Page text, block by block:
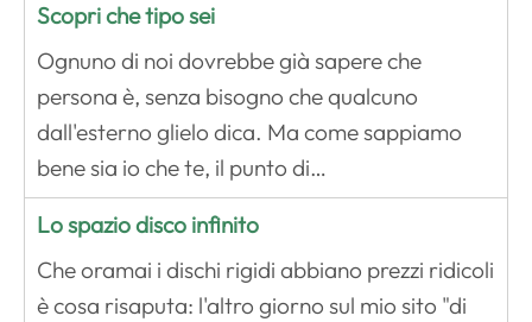
Scopri che tipo sei
Ognuno di noi dovrebbe già sapere che
persona è, senza bisogno che qualcuno
dall'esterno glielo dica. Ma come sappiamo
bene sia io che te, il punto di…
Lo spazio disco infinito
Che oramai i dischi rigidi abbiano prezzi ridicoli
è cosa risaputa: l'altro giorno sul mio sito "di